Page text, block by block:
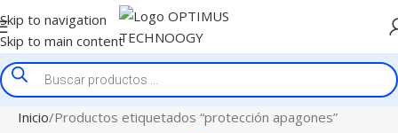
Skip to navigation
Skip to main content
Inicio Productos etiquetados “protección apagones”